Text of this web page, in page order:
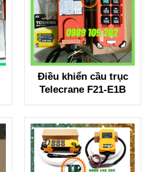
Điều khiển cầu trục
Telecrane F21-E1B